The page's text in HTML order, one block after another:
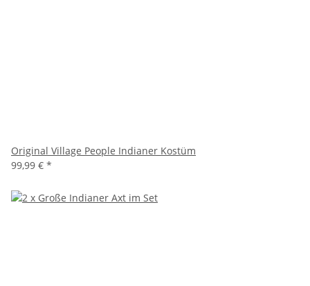
Original Village People Indianer Kostüm
99,99 € *